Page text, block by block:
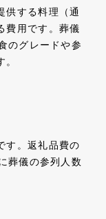
供する料理（通
費用です。葬儀
のグレードや参
す。返礼品費の
葬儀の参列人数